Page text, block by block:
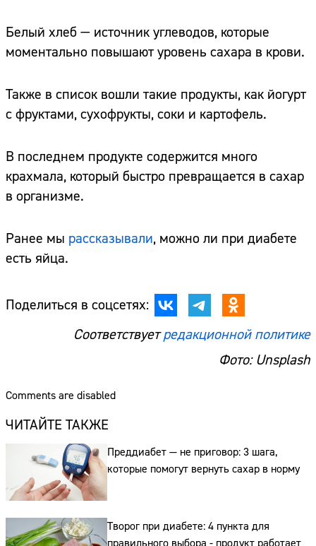
Белый хлеб — источник углеводов, которые
моментально повышают уровень сахара в крови.
Также в список вошли такие продукты, как йогурт
с фруктами, сухофрукты, соки и картофель.
В последнем продукте содержится много
крахмала, который быстро превращается в сахар
в организме.
Ранее мы рассказывали, можно ли при диабете
есть яйца.
Поделиться в соцсетях:
Соответствуетредакционной политике
Фото: Unsplash
Comments are disabled
ЧИТАЙТЕ ТАКЖЕ
Преддиабет — не приговор: 3 шага,
которые помогут вернуть сахар в норму
Творог при диабете: 4 пункта для